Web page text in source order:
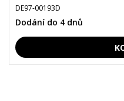
DE97-00193D
Dodání do 4 dnů